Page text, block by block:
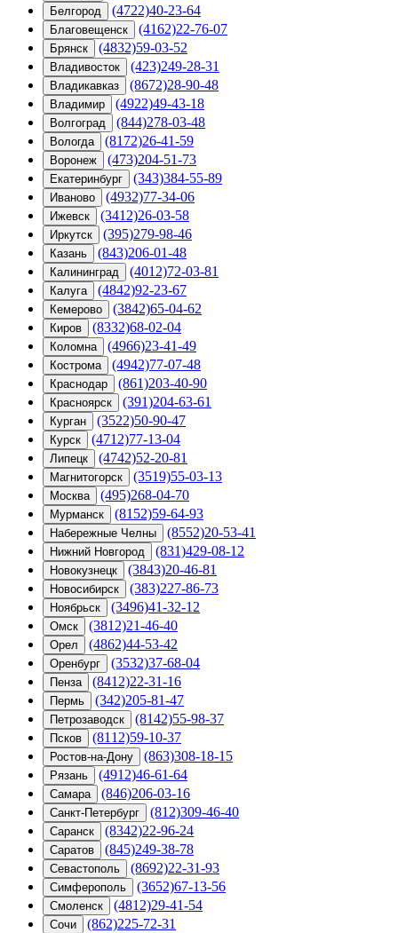
Белгород (4722)40-23-64
Благовещенск (4162)22-76-07
Брянск (4832)59-03-52
Владивосток (423)249-28-31
Владикавказ (8672)28-90-48
Владимир (4922)49-43-18
Волгоград (844)278-03-48
Вологда (8172)26-41-59
Воронеж (473)204-51-73
Екатеринбург (343)384-55-89
Иваново (4932)77-34-06
Ижевск (3412)26-03-58
Иркутск (395)279-98-46
Казань (843)206-01-48
Калининград (4012)72-03-81
Калуга (4842)92-23-67
Кемерово (3842)65-04-62
Киров (8332)68-02-04
Коломна (4966)23-41-49
Кострома (4942)77-07-48
Краснодар (861)203-40-90
Красноярск (391)204-63-61
Курган (3522)50-90-47
Курск (4712)77-13-04
Липецк (4742)52-20-81
Магнитогорск (3519)55-03-13
Москва (495)268-04-70
Мурманск (8152)59-64-93
Набережные Челны (8552)20-53-41
Нижний Новгород (831)429-08-12
Новокузнецк (3843)20-46-81
Новосибирск (383)227-86-73
Ноябрьск (3496)41-32-12
Омск (3812)21-46-40
Орел (4862)44-53-42
Оренбург (3532)37-68-04
Пенза (8412)22-31-16
Пермь (342)205-81-47
Петрозаводск (8142)55-98-37
Псков (8112)59-10-37
Ростов-на-Дону (863)308-18-15
Рязань (4912)46-61-64
Самара (846)206-03-16
Санкт-Петербург (812)309-46-40
Саранск (8342)22-96-24
Саратов (845)249-38-78
Севастополь (8692)22-31-93
Симферополь (3652)67-13-56
Смоленск (4812)29-41-54
Сочи (862)225-72-31